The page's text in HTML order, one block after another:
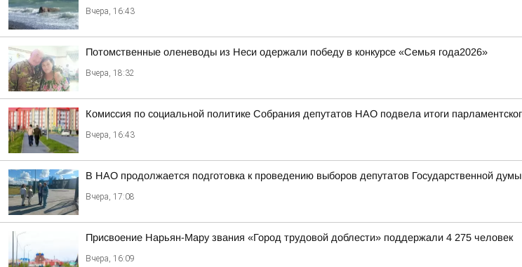
Вчера, 16:43
Потомственные оленеводы из Неси одержали победу в конкурсе «Семья года2026»
Вчера, 18:32
Комиссия по социальной политике Собрания депутатов НАО подвела итоги
Вчера, 16:43
В НАО продолжается подготовка к проведению выборов депутатов Государственной думы
Вчера, 17:08
Присвоение Нарьян-Мару звания «Город трудовой доблести» поддержали 4 275 человек
Вчера, 16:09